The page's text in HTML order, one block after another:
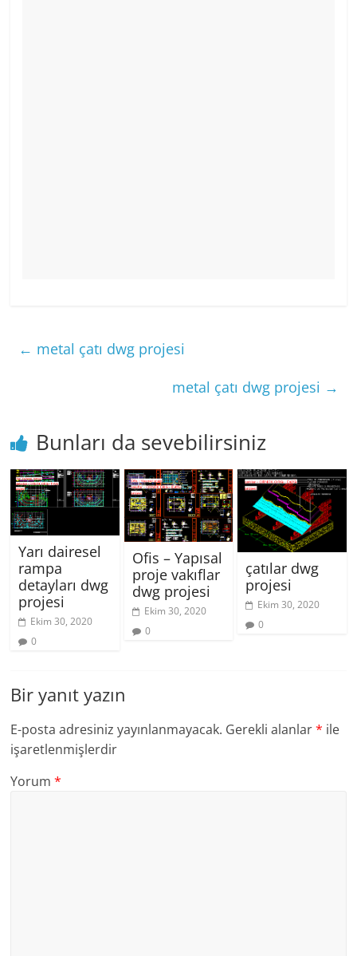
← metal çatı dwg projesi
metal çatı dwg projesi →
Bunları da sevebilirsiniz
Yarı dairesel
rampa
detayları dwg
projesi
Ekim 30, 2020
0
Ofis – Yapısal
proje vakıflar
dwg projesi
Ekim 30, 2020
0
çatılar dwg
projesi
Ekim 30, 2020
0
Bir yanıt yazın
E-posta adresiniz yayınlanmayacak. Gerekli alanlar* ile
işaretlenmişlerdir
Yorum*